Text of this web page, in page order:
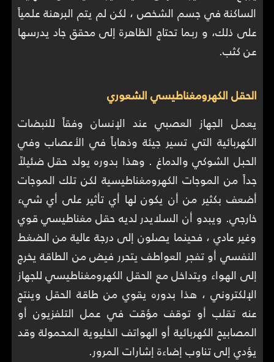
الساكنة في جسم الشخص ، لكن لم يتم البرهنة علمياً
على ذلك، و ربما تحتاج الظاهرة إلى محقق جاد يدرسها
عن كثب.
الحقل الكهرومغناطيسي الشعوري
يعمل الجهاز العصبي عند الإنسان وفقاً للنبضات
الكهربائية التي تسير جيئة وذهاباً في الأعصاب وفي
الحبل الشوكي والدماغ . وهذا بدوره يولد حقل ضئيلاً
جداً من الموجات الكهرومغناطيسية لكن تلك الموجات
أضعف بكثير من أن يكون لها أي تأثير على أي شيء
خارجي. ويبدو أن السلايدر لديه حقل مغناطيسي قوي
وغير عادي ، فحينما يصلون إلى درجة عالية من الضغط
النفسي أو تفجر العواطف يتحرر فيض من الطاقة يخرج
إلى الهواء ويتداخل مع الحقل الكهرومغناطيسي للجهاز
الإلكتروني ، هذا بدوره يقوي من طاقة الحقل وينتج
عنه تقلب أو توقف مؤقت في عمل التلفزيون أو
المصابيح الكهربائية أو الهواتف الخليوية المحمولة وقد
يؤدي إلى تناوب إضاءة إشارات المرور.